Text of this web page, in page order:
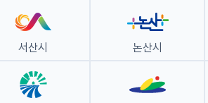
서산시 논산시